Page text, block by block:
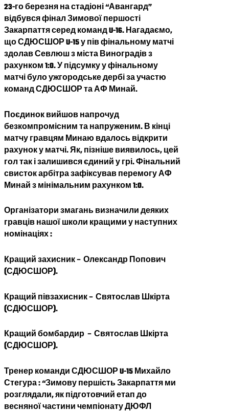
23-го березня на стадіоні “Авангард”
відбувся фінал Зимової першості
Закарпаття серед команд U-16. Нагадаємо,
що СДЮСШОР U-15 у пів фінальному матчі
здолав Севлюш з міста Виноградів з
рахунком 1:0. У підсумку у фінальному
матчі було ужгородське дербі за участю
команд СДЮСШОР та АФ Минай.
Поєдинок вийшов напрочуд
безкомпромісним та напруженим. В кінці
матчу гравцям Минаю вдалось відкрити
рахунок у матчі. Як, пізніше виявилось, цей
гол так і залишився єдиний у грі. Фінальний
свисток арбітра зафіксував перемогу АФ
Минай з мінімальним рахунком 1:0.
Організатори змагань визначили деяких
гравців нашої школи кращими у наступних
номінаціях :
Кращий захисник – Олександр Попович
(СДЮСШОР).
Кращий півзахисник – Святослав Шкірта
(СДЮСШОР).
Кращий бомбардир – Святослав Шкірта
(СДЮСШОР).
Тренер команди СДЮСШОР U-15 Михайло
Стегура : “Зимову першість Закарпаття ми
розглядали, як підготовчий етап до
весняної частини чемпіонату ДЮФЛ